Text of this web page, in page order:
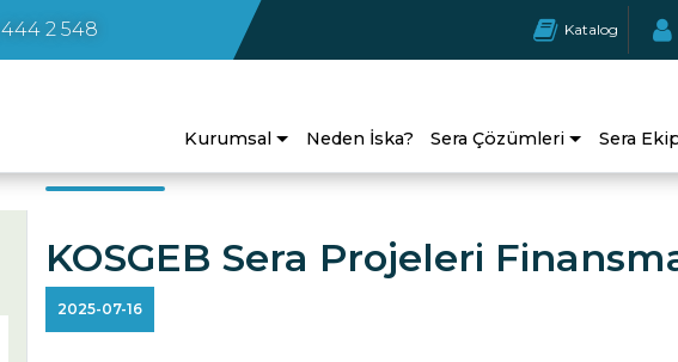
Kurumsal Neden İska? Sera Çözümleri Sera
444 2 548 Katalog
KOSGEB Sera Projeleri
2025-07-16